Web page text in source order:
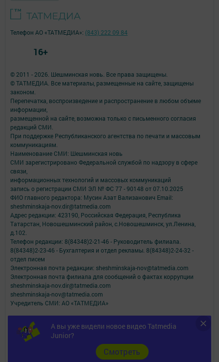
А вы уже видели новое видео Tatmedia
Junior?
Cмотреть
© 2011 - 2026. Шешминская новь. Все права защищены.
© ТАТМЕДИА. Все материалы, размещенные на сайте, защищены
законом.
Перепечатка, воспроизведение и распространение в любом объеме
информации,
размещенной на сайте, возможна только с письменного согласия
редакций СМИ.
При поддержке Республиканского агентства по печати и массовым
коммуникациям.
Наименование СМИ: Шешминская новь
СМИ зарегистрировано Федеральной службой по надзору в сфере
связи,
информационных технологий и массовых коммуникаций
запись о регистрации СМИ ЭЛ № ФС 77 - 90148 от 07.10.2025
ФИО главного редактора: Мусин Азат Вализанович Email:
sheshminskaja-nov.dir@tatmedia.com
Адрес редакции: 423190, Российская Федерация, Республика
Татарстан, Новошешминский район, с.Новошешминск, ул.Ленина,
д.102.
Телефон редакции: 8(84348)2-21-46 - Руководитель филиала.
8(84348)2-23-46 - Бухгалтерия и отдел рекламы. 8(84348)2-24-32 -
отдел писем
Электронная почта редакции: sheshminskaja-nov@tatmedia.com
Электронная почта филиала для сообщений о фактах коррупции
sheshminskaja-nov.dir@tatmedia.com
sheshminskaja-nov@tatmedia.com
Учредитель СМИ: АО «ТАТМЕДИА»
Антикоррупционная политика
АО «ТАТМЕДИА» использует «cookie»для персонализации сервисов и
удобства пользователей сайтом.
Использование «cookie» можно отменить в настройках браузера.
Политика конфиденциальности
Телефон АО «ТАТМЕДИА»: (843) 222 09 84
16+